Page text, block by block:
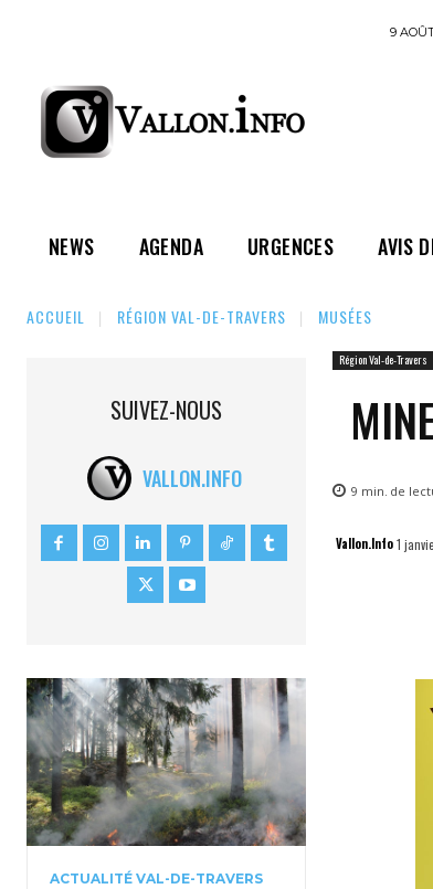
9
NEWS AGENDA URGENCES AVIS
ACCUEIL RÉGION VAL-DE-TRAVERS MUSÉES
SUIVEZ-NOUS
VALLON.INFO
ACTUALITÉ VAL-DE-TRAVERS
Région Val-de-Travers
9 min. de
Vallon.Info1